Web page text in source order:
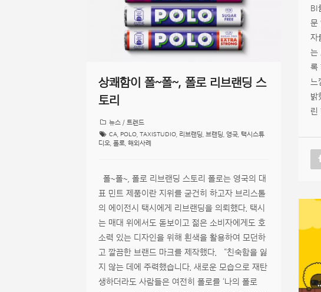
BI
문
자
는
록
느
밝
린
상쾌함이 폴~폴~, 폴로 리브랜딩 스
토리
뉴스 / 트렌드
CA POLO TAXISTUDIO 리브랜딩 브랜딩 영국 택시스튜
디오 폴로 해외사례
폴~폴~, 폴로 리브랜딩 스토리 폴로는 영국의 대
표 민트 제품이란 지위를 굳건히 하고자 브리스톨
의 에이전시 택시에게 리브랜딩을 의뢰했다. 택시
는 매대 위에서도 돋보이고 젊은 소비자에게도 호
소력 있는 디자인을 위해 흰색을 활용하여 모던하
고 깔끔한 브랜드 마크를 제작했다. “친숙함을 잃
지 않는 데에 주력했습니다. 새로운 모습으로 재탄
생하더라도 사람들은 여전히 폴로를 ‘나의 폴로